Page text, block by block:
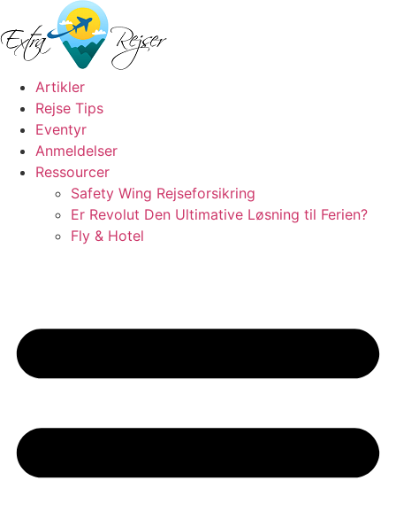
til
indhold
Artikler
Rejse Tips
Eventyr
Anmeldelser
Ressourcer
Safety Wing Rejseforsikring
Er Revolut Den Ultimative Løsning til Ferien?
Fly & Hotel